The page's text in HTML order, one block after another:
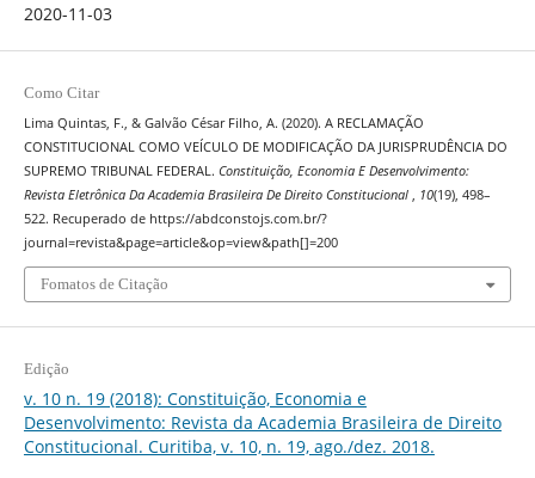
2020-11-03
Como Citar
Lima Quintas, F., & Galvão César Filho, A. (2020). A RECLAMAÇÃO
CONSTITUCIONAL COMO VEÍCULO DE MODIFICAÇÃO DA JURISPRUDÊNCIA DO
SUPREMO TRIBUNAL FEDERAL. Constituição, Economia E Desenvolvimento:
Revista Eletrônica Da Academia Brasileira De Direito Constitucional
10(19), 498–
522. Recuperado de https://abdconstojs.com.br/?
journal=revista&page=article&op=view&path[]=200
Fomatos de Citação
Edição
v. 10 n. 19 (2018): Constituição, Economia e
Desenvolvimento: Revista da Academia Brasileira de Direito
Constitucional. Curitiba, v. 10, n. 19, ago./dez. 2018.